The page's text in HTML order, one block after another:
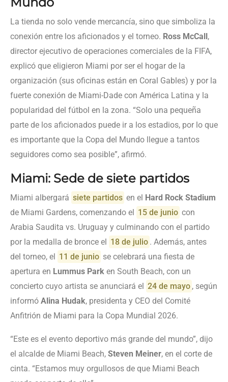
La tienda no solo vende mercancía, sino que simboliza la
conexión entre los aficionados y el torneo. Ross McCall,
director ejecutivo de operaciones comerciales de la FIFA,
explicó que eligieron Miami por ser el hogar de la
organización (sus oficinas están en Coral Gables) y por la
fuerte conexión de Miami-Dade con América Latina y la
popularidad del fútbol en la zona. “Solo una pequeña
parte de los aficionados puede ir a los estadios, por lo que
es importante que la Copa del Mundo llegue a tantos
seguidores como sea posible”, afirmó.
Miami: Sede de siete partidos
Miami albergará siete partidos en el Hard Rock Stadium
de Miami Gardens, comenzando el 15 de junio con
Arabia Saudita vs. Uruguay y culminando con el partido
por la medalla de bronce el 18 de julio . Además, antes
del torneo, el 11 de junio se celebrará una fiesta de
apertura en Lummus Park en South Beach, con un
concierto cuyo artista se anunciará el 24 de mayo , según
informó Alina Hudak, presidenta y CEO del Comité
Anfitrión de Miami para la Copa Mundial 2026.
“Este es el evento deportivo más grande del mundo”, dijo
el alcalde de Miami Beach, Steven Meiner, en el corte de
cinta. “Estamos muy orgullosos de que Miami Beach